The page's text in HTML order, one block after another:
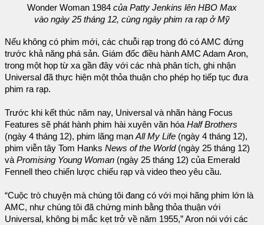
Wonder Woman 1984 của Patty Jenkins lên HBO Max
vào ngày 25 tháng 12, cùng ngày phim ra rạp ở Mỹ
Nếu không có phim mới, các chuỗi rạp trong đó có AMC đứng
trước khả năng phá sản. Giám đốc điều hành AMC Adam Aron,
trong một họp từ xa gần đây với các nhà phân tích, ghi nhận
Universal đã thực hiện một thỏa thuận cho phép họ tiếp tục đưa
phim ra rạp.
Trước khi kết thúc năm nay, Universal và nhãn hàng Focus
Features sẽ phát hành phim hài xuyên văn hóa Half Brothers
(ngày 4 tháng 12), phim lãng mạn All My Life (ngày 4 tháng 12),
phim viễn tây Tom Hanks News of the World(ngày 25 tháng 12)
và Promising Young Woman (ngày 25 tháng 12) của Emerald
Fennell theo chiến lược chiếu rạp và video theo yêu cầu.
“Cuộc trò chuyện mà chúng tôi đang có với mọi hãng phim lớn là
AMC, như chúng tôi đã chứng minh bằng thỏa thuận với
Universal, không bị mắc kẹt trở về năm 1955,” Aron nói với các